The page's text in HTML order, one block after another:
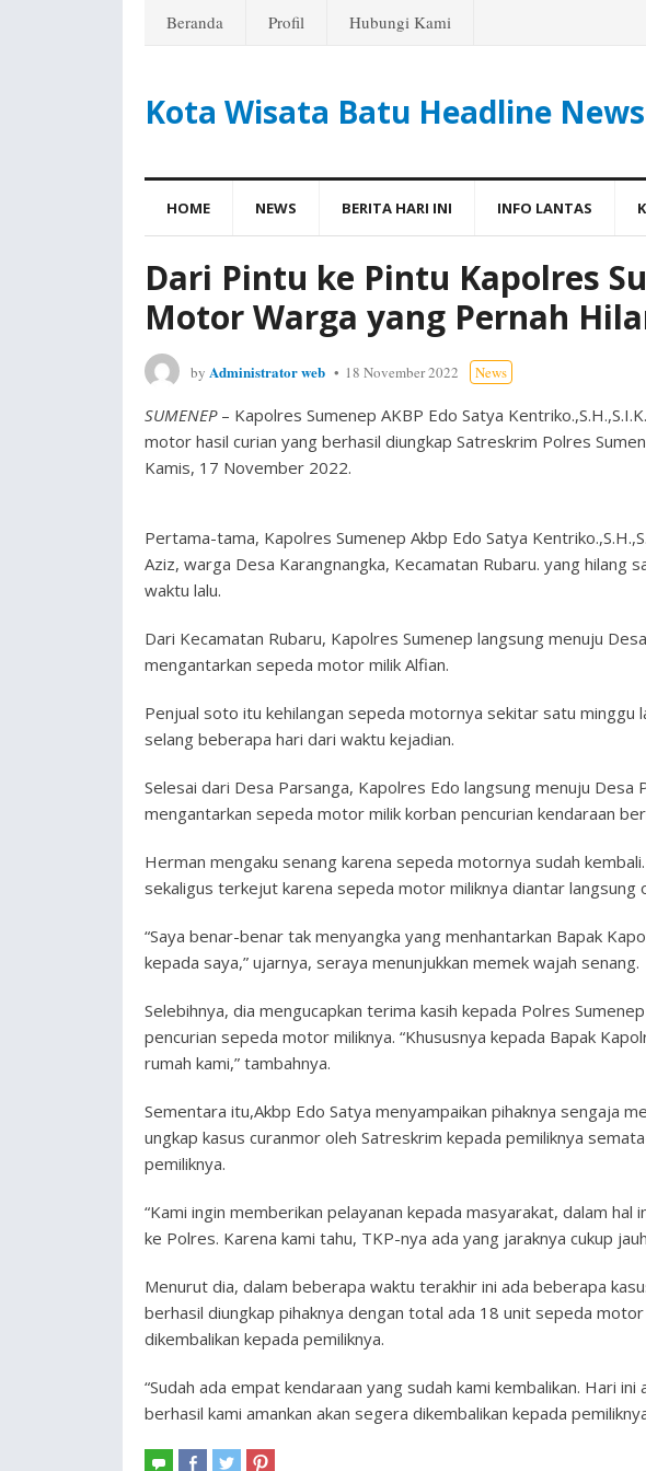
Beranda Profil Hubungi Kami
Kota Wisata Batu Headline News
HOME NEWS BERITA HARI INI INFO LANTAS
Dari Pintu ke Pintu Kapolres
Motor Warga yang Pernah
by Administrator web 18 November 2022 News
SUMENEP– Kapolres Sumenep AKBP Edo Satya
motor hasil curian yang berhasil diungkap Satreskrim Polres
Kamis, 17 November 2022.
Pertama-tama, Kapolres Sumenep Akbp Edo Satya
Aziz, warga Desa Karangnangka, Kecamatan Rubaru. yang hilang
waktu lalu.
Dari Kecamatan Rubaru, Kapolres Sumenep langsung menuju
mengantarkan sepeda motor milik Alfian.
Penjual soto itu kehilangan sepeda motornya sekitar satu minggu
selang beberapa hari dari waktu kejadian.
Selesai dari Desa Parsanga, Kapolres Edo langsung menuju Desa
mengantarkan sepeda motor milik korban pencurian kendaraan
Herman mengaku senang karena sepeda motornya sudah
sekaligus terkejut karena sepeda motor miliknya diantar langsung
“Saya benar-benar tak menyangka yang menhantarkan Bapak
kepada saya,” ujarnya, seraya menunjukkan memek wajah senang.
Selebihnya, dia mengucapkan terima kasih kepada Polres
pencurian sepeda motor miliknya. “Khususnya kepada Bapak
rumah kami,” tambahnya.
Sementara itu,Akbp Edo Satya menyampaikan pihaknya sengaja
ungkap kasus curanmor oleh Satreskrim kepada pemiliknya
pemiliknya.
“Kami ingin memberikan pelayanan kepada masyarakat, dalam
ke Polres. Karena kami tahu, TKP-nya ada yang jaraknya cukup
Menurut dia, dalam beberapa waktu terakhir ini ada beberapa
berhasil diungkap pihaknya dengan total ada 18 unit sepeda
dikembalikan kepada pemiliknya.
“Sudah ada empat kendaraan yang sudah kami kembalikan. Hari
berhasil kami amankan akan segera dikembalikan kepada